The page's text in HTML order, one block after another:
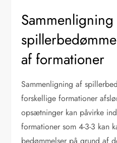
af formationer
Sammenligning af
forskellige formationer
opsætninger kan påvirke
formationer som 4-3-3 kan
bedømmelser på grund af